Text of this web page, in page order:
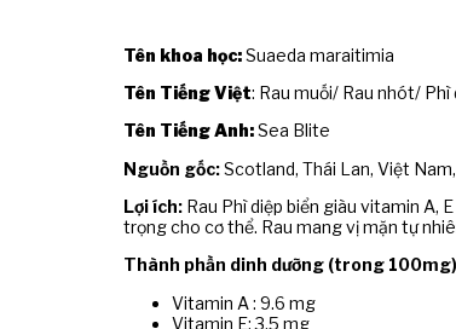
Tên khoa học:Suaeda maraitimia
Tên Tiếng Việt: Rau muối/ Rau nhót/ Phì
Tên Tiếng Anh:Sea Blite
Nguồn gốc:Scotland, Thái Lan, Việt
Lợi ích: Rau Phì diệp biển giàu vitamin A,
trọng cho cơ thể. Rau mang vị mặn tự
Thành phần dinh dưỡng (trong
Vitamin A : 9.6 mg
Vitamin E: 3.5 mg